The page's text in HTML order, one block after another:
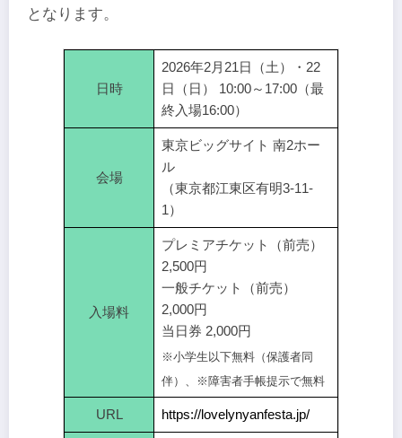
となります。
日時
2026年2月21日（土）・22
日（日） 10:00～17:00（最
終入場16:00）
会場
東京ビッグサイト 南2ホー
ル
（東京都江東区有明3-11-
1）
入場料
プレミアチケット（前売）
2,500円
一般チケット（前売）
2,000円
当日券 2,000円
※小学生以下無料（保護者同
伴）、※障害者手帳提示で無料
URL https://lovelynyanfesta.jp/